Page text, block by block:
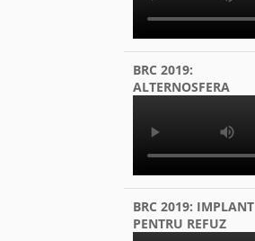
BRC 2019:
ALTERNOSFERA
BRC 2019: IMPLANT
PENTRU REFUZ